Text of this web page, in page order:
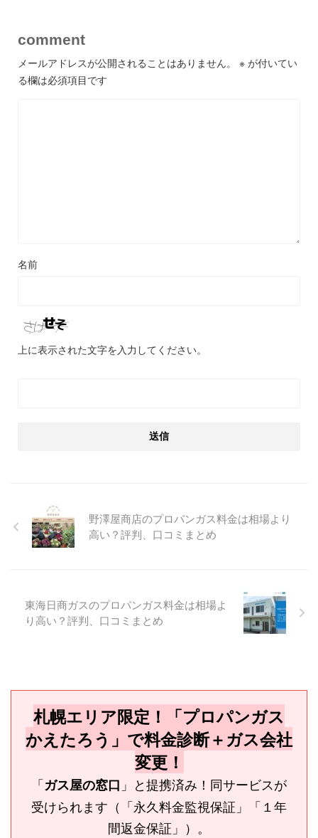
comment
メールアドレスが公開されることはありません。 ※ が付いてい
る欄は必須項目です
名前
上に表示された文字を入力してください。
野澤屋商店のプロパンガス料金は相場より
高い？評判、口コミまとめ
東海日商ガスのプロパンガス料金は相場よ
り高い？評判、口コミまとめ
札幌エリア限定！「プロパンガス
かえたろう」で料金診断＋ガス会社
変更！
「ガス屋の窓口 」と提携済み！同サービスが
受けられます（「永久料金監視保証」「１年
間返金保証」）。